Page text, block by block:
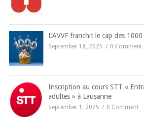
L’AVVF franchit le cap des
September 18, 2025 0 Comment
Inscription au cours STT «
adultes » à Lausanne
September 1, 2025 0 Comment